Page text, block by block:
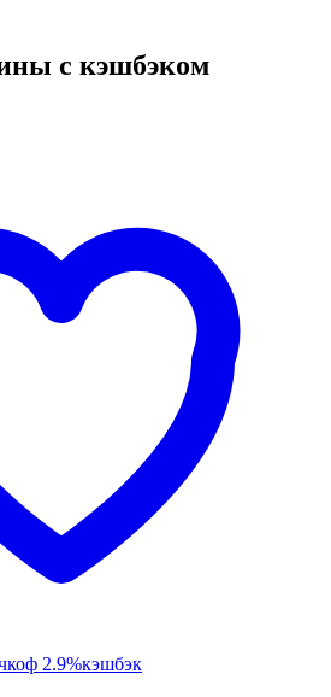
с кэшбэком
2.9%кэшбэк